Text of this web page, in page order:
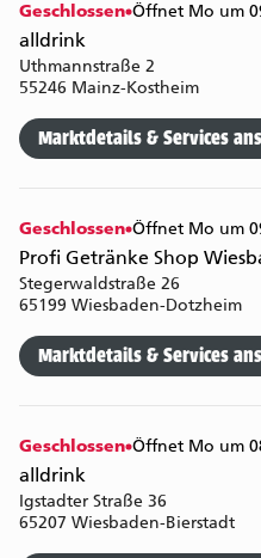
Geschlossen Öffnet Mo um
alldrink
Uthmannstraße 2
55246 Mainz-Kostheim
Marktdetails & Services
Geschlossen Öffnet Mo um
Profi Getränke Shop
Stegerwaldstraße 26
65199 Wiesbaden-Dotzheim
Marktdetails & Services
Geschlossen Öffnet Mo um
alldrink
Igstadter Straße 36
65207 Wiesbaden-Bierstadt